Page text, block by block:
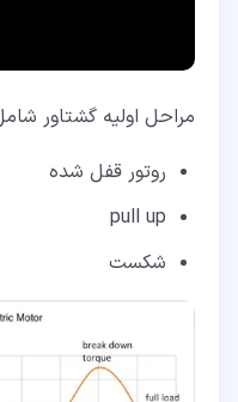
مراحل اولیه گشتاور
روتور قفل شده
pull up
شکست